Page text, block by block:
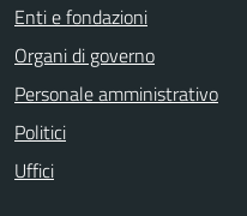
Enti e fondazioni
Organi di governo
Personale amministrativo
Politici
Uffici